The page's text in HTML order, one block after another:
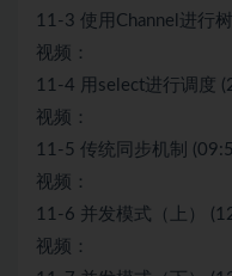
11-3 使用Channel进行
视频：
11-4 用select进行调度
视频：
11-5 传统同步机制
视频：
11-6 并发模式（上）
视频：